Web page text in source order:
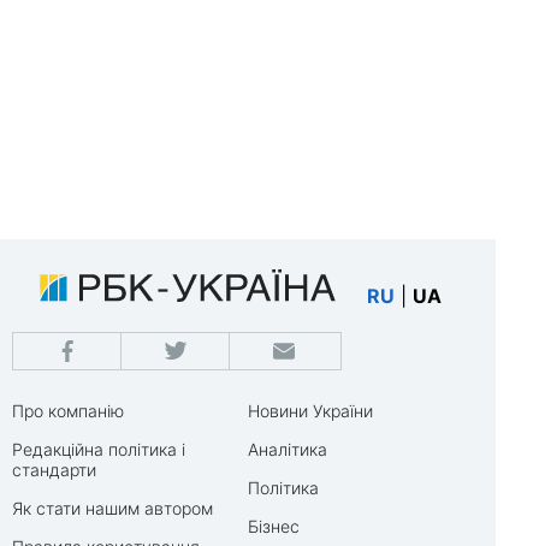
RU UA
Про компанію
Редакційна політика і
стандарти
Як стати нашим автором
Новини України
Аналітика
Політика
Бізнес